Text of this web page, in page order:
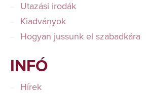
Utazási irodák
Kiadványok
Hogyan jussunk el szabadkára
INFÓ
Hírek